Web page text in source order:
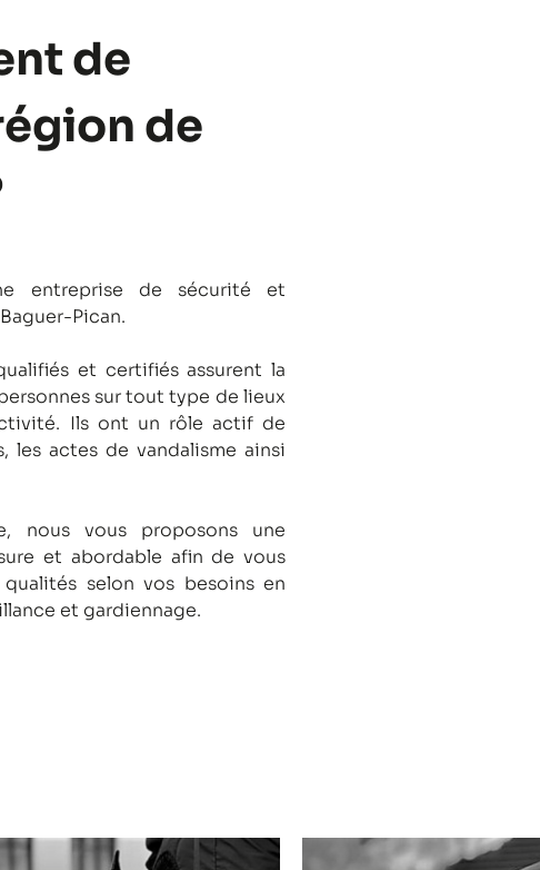
de
de
entreprise de sécurité et
Pican.
et certifiés assurent la
sur tout type de lieux
Ils ont un rôle actif de
les actes de vandalisme ainsi
nous vous proposons une
et abordable afin de vous
selon vos besoins en
et gardiennage.